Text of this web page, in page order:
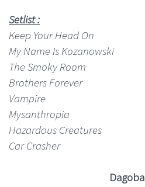
Setlist :
Keep Your Head On
My Name Is Kozanowski
The Smoky Room
Brothers Forever
Vampire
Mysanthropia
Hazardous Creatures
Car Crasher
Dagoba